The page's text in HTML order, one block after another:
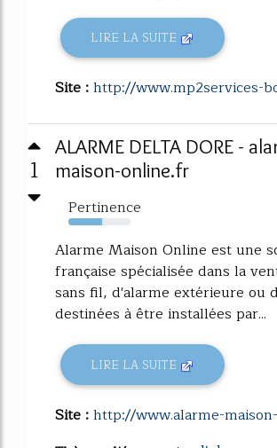
LIRE LA SUITE
Site :http://www.mp2services-
1
ALARME DELTA DORE -
maison-online.fr
Pertinence
54%
Alarme Maison Online est une
française spécialisée dans la
sans fil, d'alarme extérieure ou
destinées à être installées par...
LIRE LA SUITE
Site :http://www.alarme-